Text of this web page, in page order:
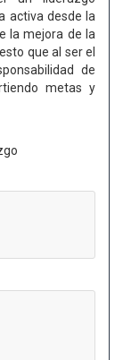
activa desde la
la mejora de la
que al ser el
de
metas y